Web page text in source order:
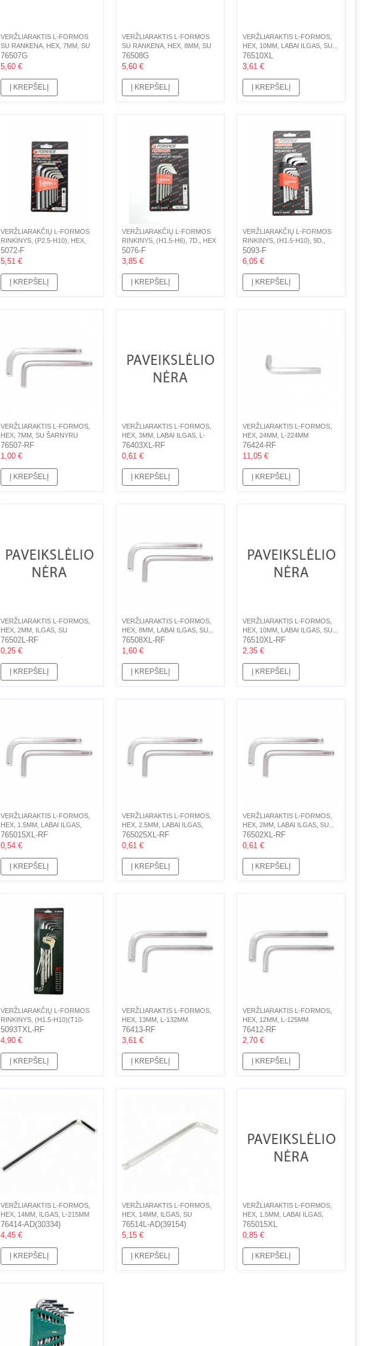
VERŽLIARAKTIS L-FORMOS
SU RANKENA, HEX, 7MM, SU
ŠARNYRU,...
76507G
5,60 €
Į KREPŠELĮ
VERŽLIARAKTIS L-FORMOS
SU RANKENA, HEX, 8MM, SU
ŠARNYRU,...
76508G
5,60 €
Į KREPŠELĮ
VERŽLIARAKTIS L-FORMOS,
HEX, 10MM, LABAI ILGAS, SU...
76510XL
3,61 €
Į KREPŠELĮ
VERŽLIARAKČIŲ L-FORMOS
RINKINYS, (Р2.5-H10), HEX,
7D.
5072-F
5,51 €
Į KREPŠELĮ
VERŽLIARAKČIŲ L-FORMOS
RINKINYS, (H1.5-H6), 7D., HEX
5076-F
3,85 €
Į KREPŠELĮ
VERŽLIARAKČIŲ L-FORMOS
RINKINYS, (H1.5-H10), 9D.,
HEX
5093-F
6,05 €
Į KREPŠELĮ
VERŽLIARAKTIS L-FORMOS,
HEX, 7MM, SU ŠARNYRU
76507-RF
1,00 €
Į KREPŠELĮ
VERŽLIARAKTIS L-FORMOS,
HEX, 3MM, LABAI ILGAS, L-
126MM
76403XL-RF
0,61 €
Į KREPŠELĮ
VERŽLIARAKTIS L-FORMOS,
HEX, 24MM, L-224MM
76424-RF
11,05 €
Į KREPŠELĮ
VERŽLIARAKTIS L-FORMOS,
HEX, 2MM, ILGAS, SU
ŠARNYRU, L-83MM
76502L-RF
0,25 €
Į KREPŠELĮ
VERŽLIARAKTIS L-FORMOS,
HEX, 8MM, LABAI ILGAS, SU...
76508XL-RF
1,60 €
Į KREPŠELĮ
VERŽLIARAKTIS L-FORMOS,
HEX, 10MM, LABAI ILGAS, SU...
76510XL-RF
2,35 €
Į KREPŠELĮ
VERŽLIARAKTIS L-FORMOS,
HEX, 1.5MM, LABAI ILGAS,
SU...
765015XL-RF
0,54 €
Į KREPŠELĮ
VERŽLIARAKTIS L-FORMOS,
HEX, 2.5MM, LABAI ILGAS,
SU...
765025XL-RF
0,61 €
Į KREPŠELĮ
VERŽLIARAKTIS L-FORMOS,
HEX, 2MM, LABAI ILGAS, SU...
76502XL-RF
0,61 €
Į KREPŠELĮ
VERŽLIARAKČIŲ L-FORMOS
RINKINYS, (H1.5-H10)(T10-
T55),...
5093TXL-RF
4,90 €
Į KREPŠELĮ
VERŽLIARAKTIS L-FORMOS,
HEX, 13MM, L-132MM
76413-RF
3,61 €
Į KREPŠELĮ
VERŽLIARAKTIS L-FORMOS,
HEX, 12MM, L-125MM
76412-RF
2,70 €
Į KREPŠELĮ
VERŽLIARAKTIS L-FORMOS,
HEX, 14MM, ILGAS, L-215MM
76414-AD(30334)
4,45 €
Į KREPŠELĮ
VERŽLIARAKTIS L-FORMOS,
HEX, 14MM, ILGAS, SU
ŠARNYRU,...
76514L-AD(39154)
5,15 €
Į KREPŠELĮ
VERŽLIARAKTIS L-FORMOS,
HEX, 1.5MM, LABAI ILGAS,
SU...
765015XL
0,85 €
Į KREPŠELĮ